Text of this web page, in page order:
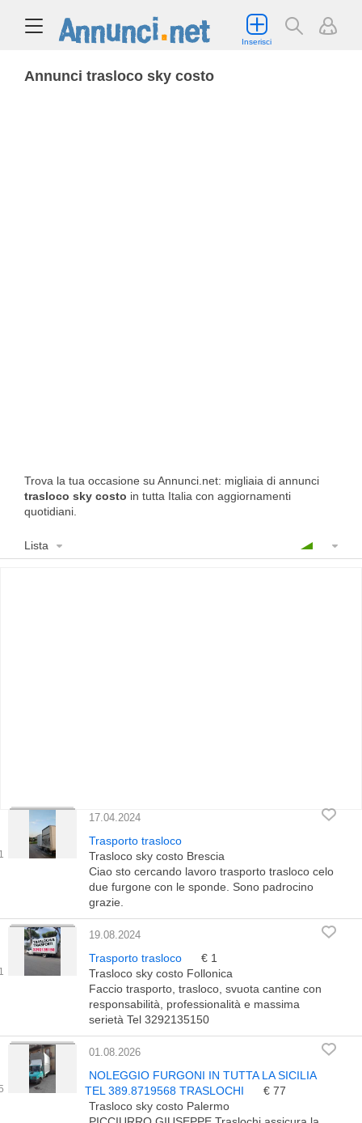
Inserisci
Annunci trasloco sky costo
Trova la tua occasione su Annunci.net: migliaia di annunci
trasloco sky costo in tutta Italia con aggiornamenti
quotidiani.
Lista
17.04.2024
Trasporto trasloco
Trasloco sky costo Brescia
Ciao sto cercando lavoro trasporto trasloco celo
due furgone con le sponde. Sono padrocino
grazie.
19.08.2024
Trasporto trasloco
€ 1
Trasloco sky costo Follonica
Faccio trasporto, trasloco, svuota cantine con
responsabilità, professionalità e massima
serietà Tel 3292135150
01.08.2026
NOLEGGIO FURGONI IN TUTTA LA SICILIA
TEL 389.8719568 TRASLOCHI
€ 77
Trasloco sky costo Palermo